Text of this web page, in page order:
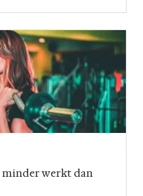
minder werkt dan